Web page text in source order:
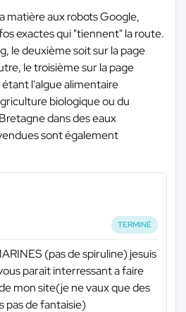
matière aux robots Google,
exactes qui "tiennent" la route.
le deuxième soit sur la page
le troisième sur la page
l'algue alimentaire
biologique ou du
dans des eaux
sont également
TERMINÉ
(pas de spiruline) jesuis
parait interressant a faire
mon site(je ne vaux que des
pas de fantaisie)